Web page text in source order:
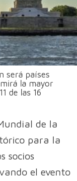
será países
la mayor
de las 16
de la
para la
socios
el evento